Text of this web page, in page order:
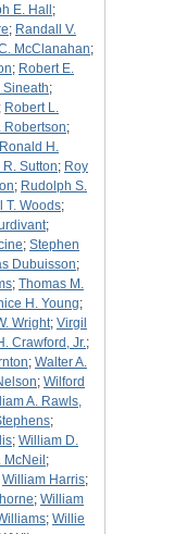
E. Hall ;
; Randall V.
McClanahan;
; Robert E.
Sineath;
Robert L.
Robertson;
Ronald H.
Sutton; Roy
; Rudolph S.
T. Woods;
;
; Stephen
Dubuisson;
; Thomas M.
H. Young;
Wright; Virgil
Crawford, Jr.;
; Walter A.
; Wilford
A. Rawls,
;
; William D.
;
William Harris;
; William
; Willie